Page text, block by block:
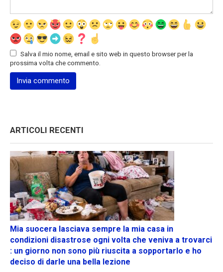
Salva il mio nome, email e sito web in questo browser per la
prossima volta che commento.
ARTICOLI RECENTI
Mia suocera lasciava sempre la mia casa in
condizioni disastrose ogni volta che veniva a trovarci
: un giorno non sono più riuscita a sopportarlo e ho
deciso di darle una bella lezione